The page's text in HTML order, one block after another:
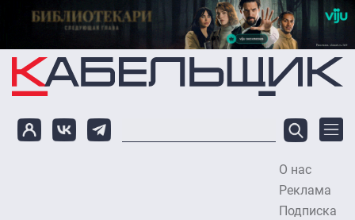
Перейти к основному содержанию
О нас
Реклама
Подписка